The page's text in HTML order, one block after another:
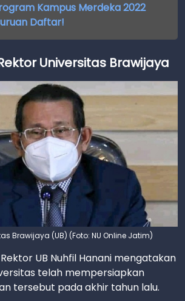
Kampus Merdeka 2022
Daftar!
Universitas Brawijaya
Brawijaya (UB) (Foto: NU Online Jatim)
UB Nuhfil Hanani mengatakan
telah mempersiapkan
tersebut pada akhir tahun lalu.